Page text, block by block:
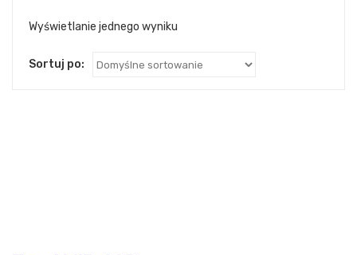
Wyświetlanie jednego wyniku
Sortuj po: